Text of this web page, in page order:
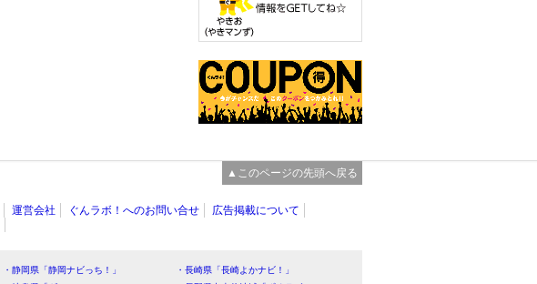
▲このページの先頭へ戻る
運営会社 ぐんラボ！へのお問い合せ
広告掲載について
・静岡県「静岡ナビっち！」
・長崎県「長崎よかナビ！」